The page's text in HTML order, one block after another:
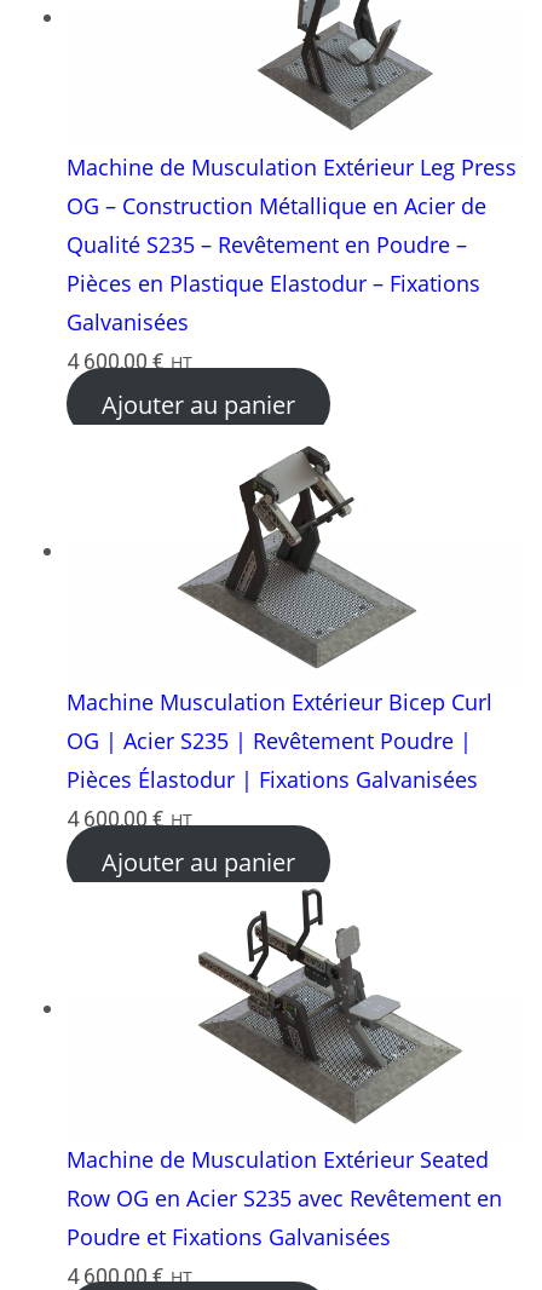
Machine de Musculation Extérieur Leg Press
OG – Construction Métallique en Acier de
Qualité S235 – Revêtement en Poudre –
Pièces en Plastique Elastodur – Fixations
Galvanisées
4 600,00€ HT
Ajouter au panier
Machine Musculation Extérieur Bicep Curl
OG | Acier S235 | Revêtement Poudre |
Pièces Élastodur | Fixations Galvanisées
4 600,00 € HT
Ajouter au panier
Machine de Musculation Extérieur Seated
Row OG en Acier S235 avec Revêtement en
Poudre et Fixations Galvanisées
4 600,00€ HT